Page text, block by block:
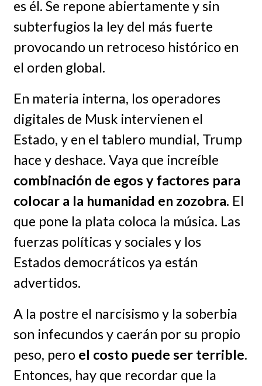
es él. Se repone abiertamente y sin
subterfugios la ley del más fuerte
provocando un retroceso histórico en
el orden global.
En materia interna, los operadores
digitales de Musk intervienen el
Estado, y en el tablero mundial, Trump
hace y deshace. Vaya que increíble
combinación de egos y factores para
colocar a la humanidad en zozobra. El
que pone la plata coloca la música. Las
fuerzas políticas y sociales y los
Estados democráticos ya están
advertidos.
A la postre el narcisismo y la soberbia
son infecundos y caerán por su propio
peso, pero el costo puede ser terrible.
Entonces, hay que recordar que la